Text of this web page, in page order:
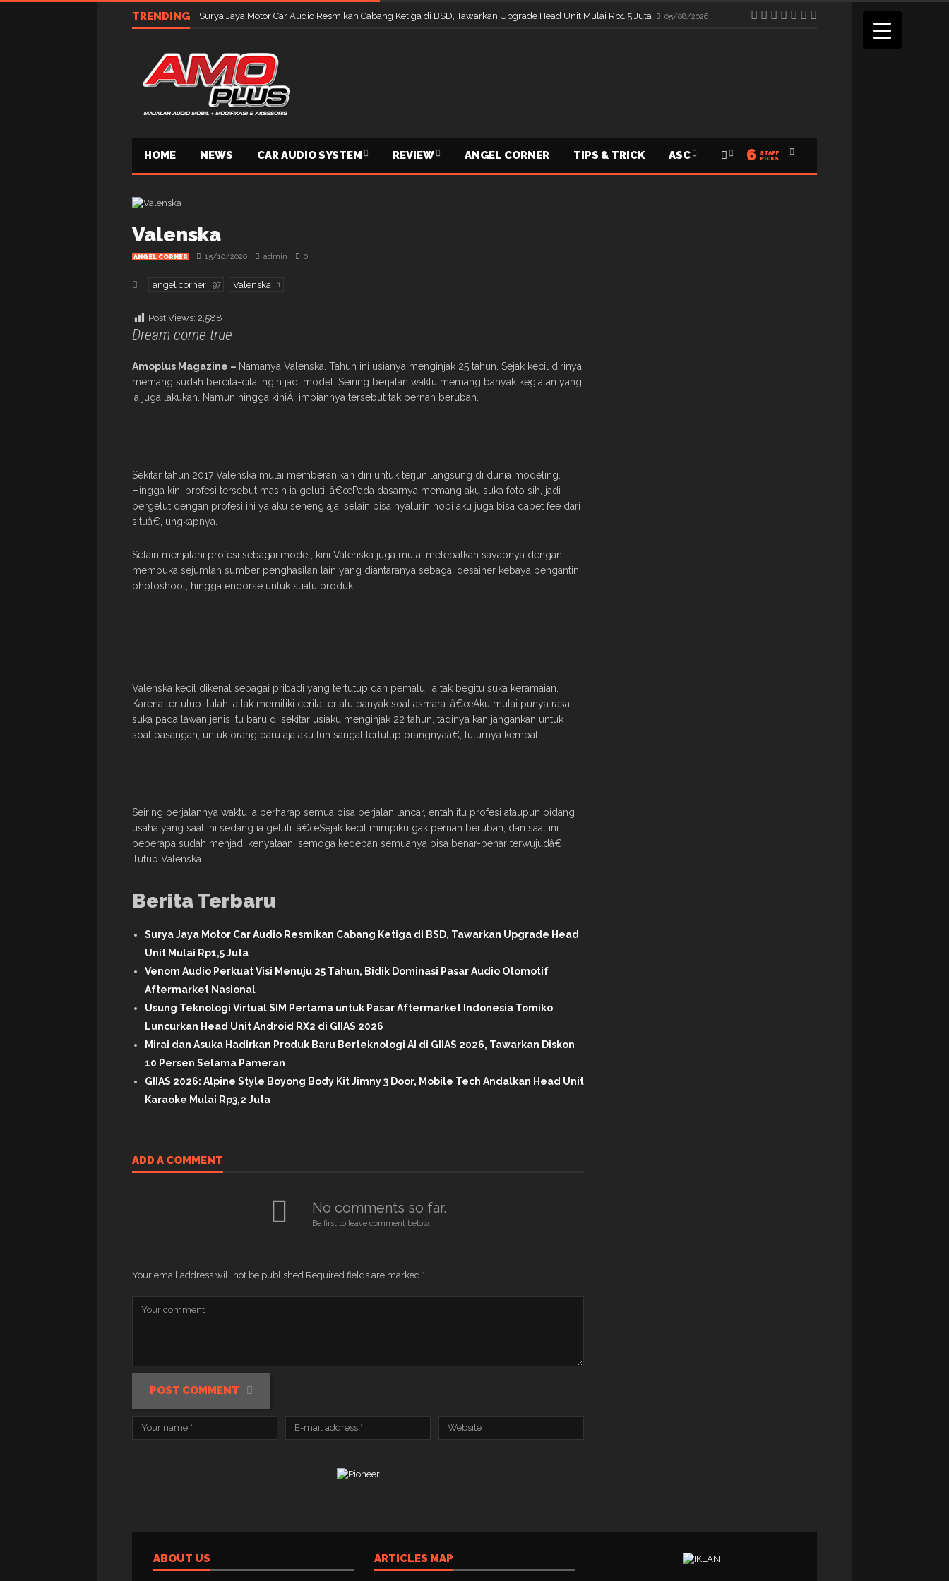
TRENDING Surya Jaya Motor Car Audio Resmikan Cabang Ketiga di BSD, Tawarkan Upgrade Head Unit Mulai Rp1,5 Juta 05/08/2026
HOME NEWS CAR AUDIO SYSTEM REVIEW ANGEL CORNER TIPS & TRICK ASC 6 STAFF
PICKS
Valenska
ANGEL CORNER 15/10/2020 admin 0
angel corner 97 Valenska 1
Post Views: 2,588
Dream come true
Amoplus Magazine – Namanya Valenska. Tahun ini usianya menginjak 25 tahun. Sejak kecil dirinya
memang sudah bercita-cita ingin jadi model. Seiring berjalan waktu memang banyak kegiatan yang
ia juga lakukan. Namun hingga kiniÂ impiannya tersebut tak pernah berubah.
Sekitar tahun 2017 Valenska mulai memberanikan diri untuk terjun langsung di dunia modeling.
Hingga kini profesi tersebut masih ia geluti. â€œPada dasarnya memang aku suka foto sih, jadi
bergelut dengan profesi ini ya aku seneng aja, selain bisa nyalurin hobi aku juga bisa dapet fee dari
situâ€, ungkapnya.
Selain menjalani profesi sebagai model, kini Valenska juga mulai melebatkan sayapnya dengan
membuka sejumlah sumber penghasilan lain yang diantaranya sebagai desainer kebaya pengantin,
photoshoot, hingga endorse untuk suatu produk.
Valenska kecil dikenal sebagai pribadi yang tertutup dan pemalu. Ia tak begitu suka keramaian.
Karena tertutup itulah ia tak memiliki cerita terlalu banyak soal asmara. â€œAku mulai punya rasa
suka pada lawan jenis itu baru di sekitar usiaku menginjak 22 tahun, tadinya kan jangankan untuk
soal pasangan, untuk orang baru aja aku tuh sangat tertutup orangnyaâ€, tuturnya kembali.
Seiring berjalannya waktu ia berharap semua bisa berjalan lancar, entah itu profesi ataupun bidang
usaha yang saat ini sedang ia geluti. â€œSejak kecil mimpiku gak pernah berubah, dan saat ini
beberapa sudah menjadi kenyataan, semoga kedepan semuanya bisa benar-benar terwujudâ€.
Tutup Valenska.
Berita Terbaru
Surya Jaya Motor Car Audio Resmikan Cabang Ketiga di BSD, Tawarkan Upgrade Head
Unit Mulai Rp1,5 Juta
Venom Audio Perkuat Visi Menuju 25 Tahun, Bidik Dominasi Pasar Audio Otomotif
Aftermarket Nasional
Usung Teknologi Virtual SIM Pertama untuk Pasar Aftermarket Indonesia Tomiko
Luncurkan Head Unit Android RX2 di GIIAS 2026
Mirai dan Asuka Hadirkan Produk Baru Berteknologi AI di GIIAS 2026, Tawarkan Diskon
10 Persen Selama Pameran
GIIAS 2026: Alpine Style Boyong Body Kit Jimny 3 Door, Mobile Tech Andalkan Head Unit
Karaoke Mulai Rp3,2 Juta
ADD A COMMENT
No comments so far.
Be first to leave comment below.
Your email address will not be published. Required fields are marked *
POST COMMENT
ABOUT US ARTICLES MAP